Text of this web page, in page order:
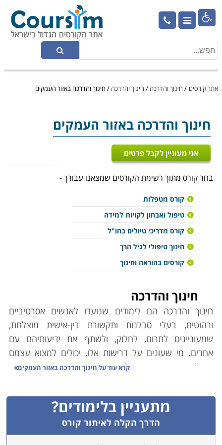

אתר קורסים / חינוך והדרכה / חינוך והדרכה / חינוך והדרכה באזור העמקים
חינוך והדרכה באזור העמקים
אני מעוניין לקבל פרטים
בחר קורס מתוך רשימת הקורסים שמצאנו עבורך -
קורס מטפלות
טיפול ואבחון לקויות למידה
קורס מדריכי טיולים בחו"ל
חינוך טיפולי לגיל הרך
קורסים בהוראה וחינוך
חינוך והדרכה
חינוך והדרכה הם לימודים שנועדו לאנשים אסרטיביים
ורהוטים, בעלי סבלנות ותקשורת בין-אישית מוצלחת,
שמעוניינים לתרום, לחלוק, ולשתף את ידיעותיהם עם
אחרים. מי שעונים על דרישות אלו, יכולים למצוא עצמם
בנקל באחד מתחומי הלימוד המוצגים בין הדפים הבאים
אותה הם מעוניינים לרכוש לשם כך. שפע האפשרויות
מאפשר לכל אחד שרוצה בכך למצוא תחום עניין ואפיק
לבניית קריירה מרתקת לטווח ארוך.
עמוד בית זה יוביל אתכם למספר קטגוריות לימודיות
קרא עוד על חינוך והדרכה באזור העמקים
מתעניין בלימודים?
הדרך הקלה לאיתור קורס